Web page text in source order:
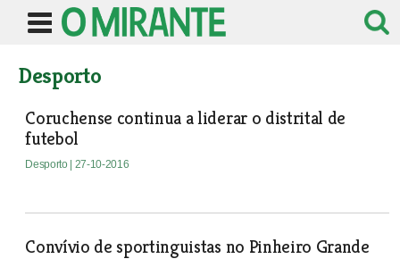
Desporto
Coruchense continua a liderar o distrital de
futebol
Desporto | 27-10-2016
Convívio de sportinguistas no Pinheiro Grande